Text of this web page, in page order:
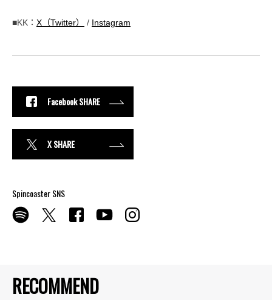
RECOMMEND
■KK： X（Twitter） / Instagram
Facebook SHARE
X SHARE
Spincoaster SNS